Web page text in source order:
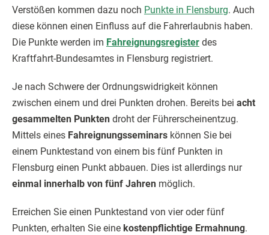
Verstößen kommen dazu noch Punkte in Flensburg. Auch
diese können einen Einfluss auf die Fahrerlaubnis haben.
Die Punkte werden im Fahreignungsregister des
Kraftfahrt-Bundesamtes in Flensburg registriert.
Je nach Schwere der Ordnungswidrigkeit können
zwischen einem und drei Punkten drohen. Bereits bei acht
gesammelten Punkten droht der Führerscheinentzug.
Mittels eines Fahreignungsseminars können Sie bei
einem Punktestand von einem bis fünf Punkten in
Flensburg einen Punkt abbauen. Dies ist allerdings nur
einmal innerhalb von fünf Jahren möglich.
Erreichen Sie einen Punktestand von vier oder fünf
Punkten, erhalten Sie eine kostenpflichtige Ermahnung.